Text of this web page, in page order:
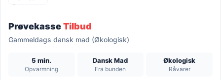
PrøvekasseTilbud
Gammeldags dansk mad (Økologisk)
5 min.
Opvarmning
Dansk Mad
Fra bunden
Økologisk
Råvarer